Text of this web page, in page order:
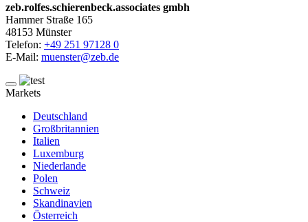
zeb.rolfes.schierenbeck.associates gmbh
Hammer Straße 165
48153 Münster
Telefon: +49 251 97128 0
E-Mail: muenster@zeb.de
Markets
Deutschland
Großbritannien
Italien
Luxemburg
Niederlande
Polen
Schweiz
Skandinavien
Österreich